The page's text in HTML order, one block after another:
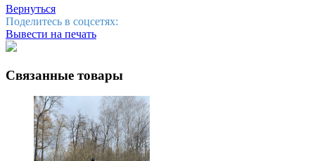
Вернуться
Поделитесь в соцсетях:
Вывести на печать
Связанные товары